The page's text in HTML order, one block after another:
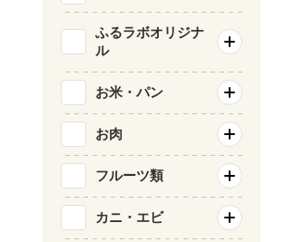
ふるラボオリジナ
ル
お米・パン
お肉
フルーツ類
カニ・エビ